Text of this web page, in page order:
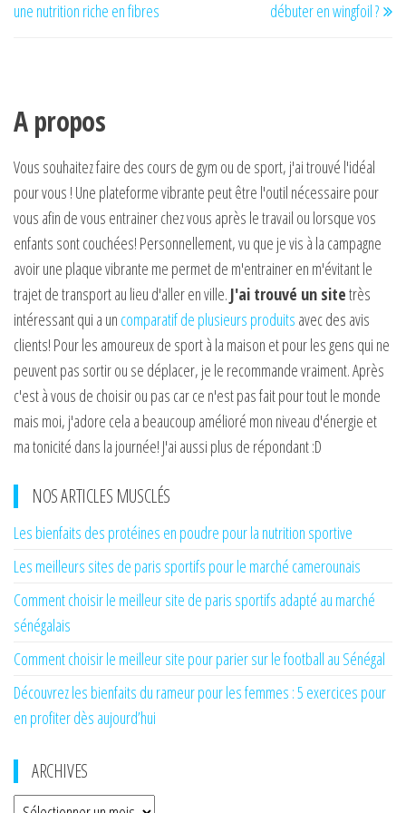
l’article
une nutrition riche en fibres
débuter en wingfoil ?
A propos
Vous souhaitez faire des cours de gym ou de sport, j'ai trouvé l'idéal
pour vous ! Une plateforme vibrante peut être l'outil nécessaire pour
vous afin de vous entrainer chez vous après le travail ou lorsque vos
enfants sont couchées! Personnellement, vu que je vis à la campagne
avoir une plaque vibrante me permet de m'entrainer en m'évitant le
trajet de transport au lieu d'aller en ville. J'ai trouvé un sitetrès
intéressant qui a un comparatif de plusieurs produits avec des avis
clients! Pour les amoureux de sport à la maison et pour les gens qui ne
peuvent pas sortir ou se déplacer, je le recommande vraiment. Après
c'est à vous de choisir ou pas car ce n'est pas fait pour tout le monde
mais moi, j'adore cela a beaucoup amélioré mon niveau d'énergie et
ma tonicité dans la journée! J'ai aussi plus de répondant :D
NOS ARTICLES MUSCLÉS
Les bienfaits des protéines en poudre pour la nutrition sportive
Les meilleurs sites de paris sportifs pour le marché camerounais
Comment choisir le meilleur site de paris sportifs adapté au marché
sénégalais
Comment choisir le meilleur site pour parier sur le football au Sénégal
Découvrez les bienfaits du rameur pour les femmes : 5 exercices pour
en profiter dès aujourd’hui
ARCHIVES
Archives